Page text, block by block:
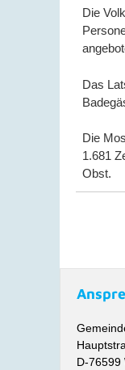
Die
Das
Die
1.681
Obst.
D-76599